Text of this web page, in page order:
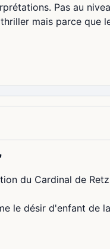
Pas au
mais parce que
du Cardinal de
le désir d'enfant de